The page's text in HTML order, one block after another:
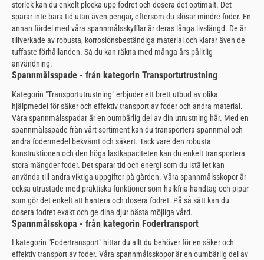
storlek kan du enkelt plocka upp fodret och dosera det optimalt. Det
sparar inte bara tid utan även pengar, eftersom du slösar mindre foder. En
annan fördel med våra spannmålsskyfflar är deras långa livslängd. De är
tillverkade av robusta, korrosionsbeständiga material och klarar även de
tuffaste förhållanden. Så du kan räkna med många års pålitlig
användning.
Spannmålsspade - från kategorin Transportutrustning
Kategorin "Transportutrustning" erbjuder ett brett utbud av olika
hjälpmedel för säker och effektiv transport av foder och andra material.
Våra spannmålsspadar är en oumbärlig del av din utrustning här. Med en
spannmålsspade från vårt sortiment kan du transportera spannmål och
andra fodermedel bekvämt och säkert. Tack vare den robusta
konstruktionen och den höga lastkapaciteten kan du enkelt transportera
stora mängder foder. Det sparar tid och energi som du istället kan
använda till andra viktiga uppgifter på gården. Våra spannmålsskopor är
också utrustade med praktiska funktioner som halkfria handtag och pipar
som gör det enkelt att hantera och dosera fodret. På så sätt kan du
dosera fodret exakt och ge dina djur bästa möjliga vård.
Spannmålsskopa - från kategorin Fodertransport
I kategorin "Fodertransport" hittar du allt du behöver för en säker och
effektiv transport av foder. Våra spannmålsskopor är en oumbärlig del av